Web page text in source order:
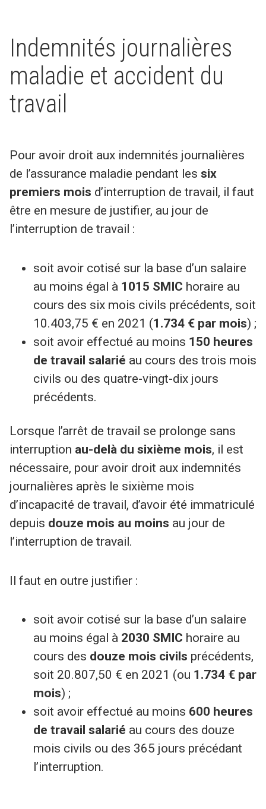
Indemnités journalières
maladie et accident du
travail
Pour avoir droit aux indemnités journalières
de l’assurance maladie pendant les six
premiers mois d’interruption de travail, il faut
être en mesure de justifier, au jour de
l’interruption de travail :
soit avoir cotisé sur la base d’un salaire
au moins égal à 1015 SMIC horaire au
cours des six mois civils précédents, soit
10.403,75 € en 2021 (1.734 € par mois) ;
soit avoir effectué au moins 150 heures
de travail salarié au cours des trois mois
civils ou des quatre-vingt-dix jours
précédents.
Lorsque l’arrêt de travail se prolonge sans
interruption au-delà du sixième mois, il est
nécessaire, pour avoir droit aux indemnités
journalières après le sixième mois
d’incapacité de travail, d’avoir été immatriculé
depuis douze mois au moins au jour de
l’interruption de travail.
Il faut en outre justifier :
soit avoir cotisé sur la base d’un salaire
au moins égal à 2030 SMIC horaire au
cours des douze mois civils précédents,
soit 20.807,50 € en 2021 (ou 1.734 € par
mois) ;
soit avoir effectué au moins 600 heures
de travail salarié au cours des douze
mois civils ou des 365 jours précédant
l’interruption.